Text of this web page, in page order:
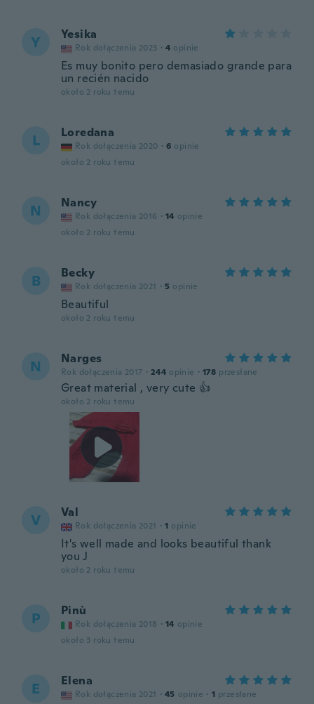
Y Yesika
Rok dołączenia 2023 · 4 opinie
Es muy bonito pero demasiado grande para
un recién nacido
około 2 roku temu
L Loredana
Rok dołączenia 2020 · 6 opinie
około 2 roku temu
N Nancy
Rok dołączenia 2016 · 14 opinie
około 2 roku temu
B Becky
Rok dołączenia 2021 · 5 opinie
Beautiful
około 2 roku temu
N Narges
Rok dołączenia 2017 · 244 opinie · 178 przesłane
Great material , very cute 👍
około 2 roku temu
V Val
Rok dołączenia 2021 · 1 opinie
It's well made and looks beautiful thank
you J
około 2 roku temu
P Pinù
Rok dołączenia 2018 · 14 opinie
około 3 roku temu
E Elena
Rok dołączenia 2021 · 45 opinie · 1 przesłane